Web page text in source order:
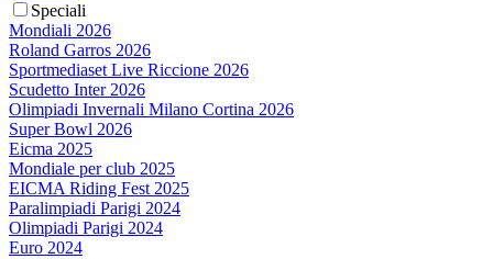
Speciali
Mondiali 2026
Roland Garros 2026
Sportmediaset Live Riccione 2026
Scudetto Inter 2026
Olimpiadi Invernali Milano Cortina 2026
Super Bowl 2026
Eicma 2025
Mondiale per club 2025
EICMA Riding Fest 2025
Paralimpiadi Parigi 2024
Olimpiadi Parigi 2024
Euro 2024